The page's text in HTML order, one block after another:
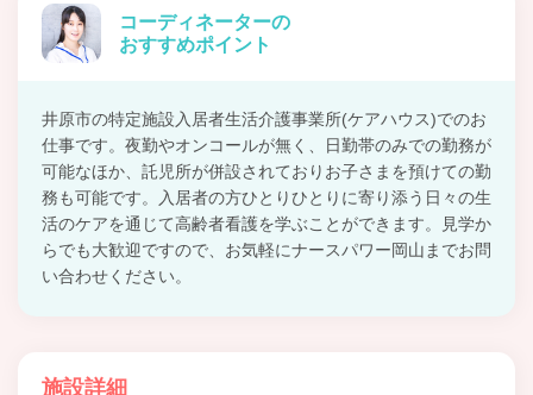
コーディネーターの
おすすめポイント
井原市の特定施設入居者生活介護事業所(ケアハウス)でのお
仕事です。夜勤やオンコールが無く、日勤帯のみでの勤務が
可能なほか、託児所が併設されておりお子さまを預けての勤
務も可能です。入居者の方ひとりひとりに寄り添う日々の生
活のケアを通じて高齢者看護を学ぶことができます。見学か
らでも大歓迎ですので、お気軽にナースパワー岡山までお問
い合わせください。
施設詳細